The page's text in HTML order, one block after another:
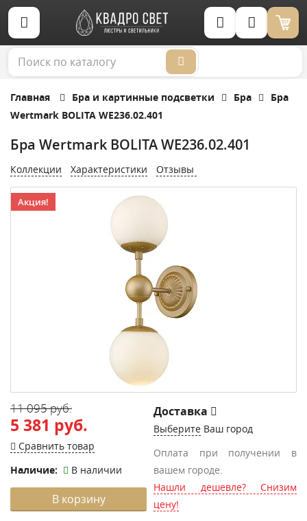
Корзина (0)
Главная Бра и картинные подсветки Бра
Бра
Wertmark BOLITA WE236.02.401
Бра Wertmark BOLITA WE236.02.401
Коллекции Характеристики Отзывы
Акция!
11 095 руб.
5 381 руб.
Сравнить товар
Наличие:
В наличии
В корзину
Доставка
Выберите Ваш город
Оплата при получении в
вашем городе.
Нашли дешевле? Снизим
цену!